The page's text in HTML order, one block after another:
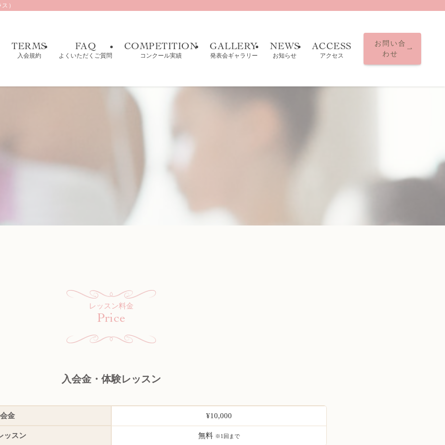
）
TERMS
入会規約
FAQ
よくいただくご質問
COMPETITION
コンクール実績
GALLERY
発表会ギャラリー
NEWS
お知らせ
ACCESS
アクセス
お問い合
わせ
レッスン料金
Price
入会金・体験レッスン
金 ¥10,000
ッスン 無料 ※1回まで